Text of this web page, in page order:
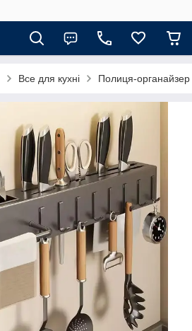
Все для кухні Полиця-